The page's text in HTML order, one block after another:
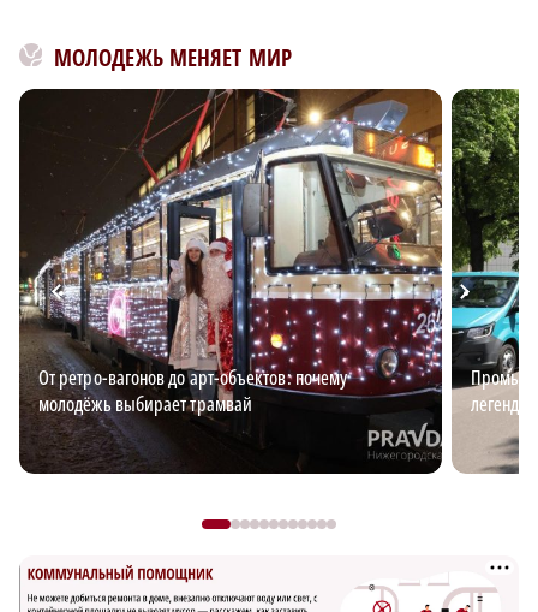
МОЛОДЕЖЬ МЕНЯЕТ МИР
От ретро-вагонов до арт-объектов: почему
молодёжь выбирает трамвай